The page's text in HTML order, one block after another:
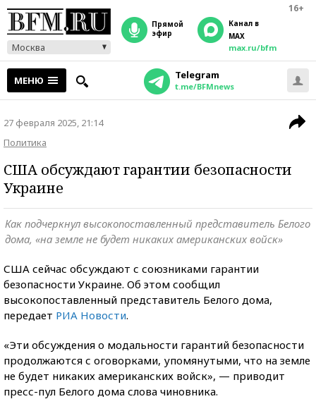
16+
Москва
прямой
эфир
Канал в
MAX
max.ru/bfm
МЕНЮ Telegram
t.me/BFMnews
27 февраля 2025, 21:14
Политика
США обсуждают гарантии безопасности
Украине
Как подчеркнул высокопоставленный представитель Белого
дома, «на земле не будет никаких американских войск»
США сейчас обсуждают с союзниками гарантии
безопасности Украине. Об этом сообщил
высокопоставленный представитель Белого дома,
передает РИА Новости.
«Эти обсуждения о модальности гарантий безопасности
продолжаются с оговорками, упомянутыми, что на земле
не будет никаких американских войск», — приводит
пресс-пул Белого дома слова чиновника.